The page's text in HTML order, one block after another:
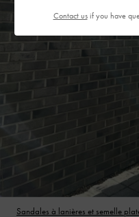
Sandales à lanières et semelle
Contact usif you have